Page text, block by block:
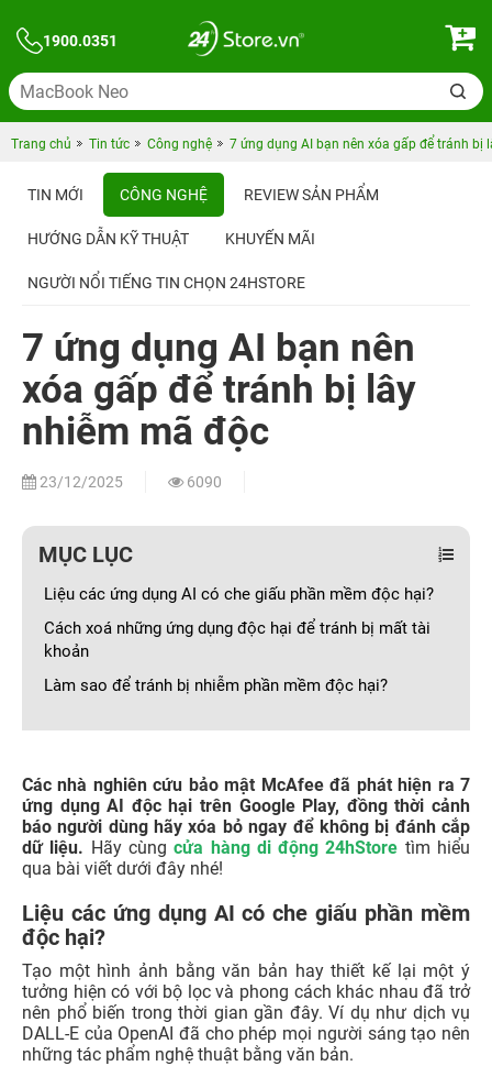
1900.0351
Trang chủ Tin tức Công nghệ 7 ứng dụng AI bạn nên xóa gấp để tránh bị
TIN MỚI CÔNG NGHỆ REVIEW SẢN PHẨM
HƯỚNG DẪN KỸ THUẬT KHUYẾN MÃI
NGƯỜI NỔI TIẾNG TIN CHỌN 24HSTORE
7 ứng dụng AI bạn nên
xóa gấp để tránh bị lây
nhiễm mã độc
23/12/2025 6090
MỤC LỤC
Liệu các ứng dụng AI có che giấu phần mềm độc hại?
Cách xoá những ứng dụng độc hại để tránh bị mất tài
khoản
Làm sao để tránh bị nhiễm phần mềm độc hại?
Các nhà nghiên cứu bảo mật McAfee đã phát hiện ra 7
ứng dụng AI độc hại trên Google Play, đồng thời cảnh
báo người dùng hãy xóa bỏ ngay để không bị đánh cắp
dữ liệu. Hãy cùngcửa hàng di động 24hStore tìm hiểu
qua bài viết dưới đây nhé!
Liệu các ứng dụng AI có che giấu phần mềm
độc hại?
Tạo một hình ảnh bằng văn bản hay thiết kế lại một ý
tưởng hiện có với bộ lọc và phong cách khác nhau đã trở
nên phổ biến trong thời gian gần đây. Ví dụ như dịch vụ
DALL-E của OpenAI đã cho phép mọi người sáng tạo nên
những tác phẩm nghệ thuật bằng văn bản.